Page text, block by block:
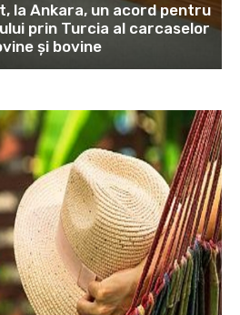
la Ankara, un acord pentru
prin Turcia al carcaselor
și bovine